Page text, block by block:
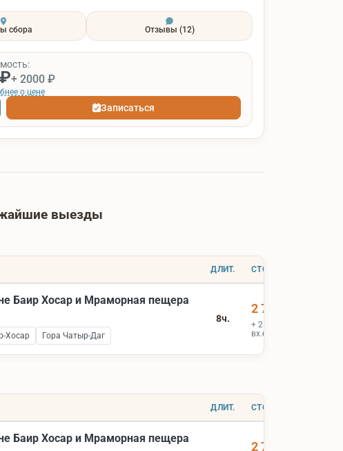
сбора Отзывы (12)
+ 2000 ₽
о цене
Записаться
выезды
ДЛИТ. СТОИМОСТЬ
Баир Хосар и Мраморная пещера
Хосар Гора Чатыр-Даг
8ч.
2 700 ₽
+ 2 000 ₽
вх.билеты
ДЛИТ. СТОИМОСТЬ
Баир Хосар и Мраморная пещера
2 700 ₽